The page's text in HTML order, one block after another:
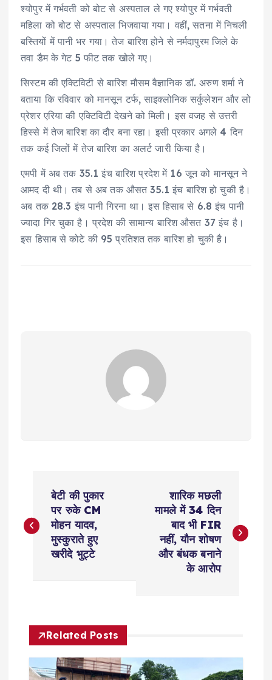
श्योपुर में गर्भवती को बोट से अस्पताल ले गए श्योपुर में गर्भवती
महिला को बोट से अस्पताल भिजवाया गया। वहीं, सतना में निचली
बस्तियों में पानी भर गया। तेज बारिश होने से नर्मदापुरम जिले के
तवा डैम के गेट 5 फीट तक खोले गए।
सिस्टम की एक्टिविटी से बारिश मौसम वैज्ञानिक डॉ. अरुण शर्मा ने
बताया कि रविवार को मानसून टर्फ, साइक्लोनिक सर्कुलेशन और लो
प्रेशर एरिया की एक्टिविटी देखने को मिली। इस वजह से उत्तरी
हिस्से में तेज बारिश का दौर बना रहा। इसी प्रकार अगले 4 दिन
तक कई जिलों में तेज बारिश का अलर्ट जारी किया है।
एमपी में अब तक 35.1 इंच बारिश प्रदेश में 16 जून को मानसून ने
आमद दी थी। तब से अब तक औसत 35.1 इंच बारिश हो चुकी है।
अब तक 28.3 इंच पानी गिरना था। इस हिसाब से 6.8 इंच पानी
ज्यादा गिर चुका है। प्रदेश की सामान्य बारिश औसत 37 इंच है।
इस हिसाब से कोटे की 95 प्रतिशत तक बारिश हो चुकी है।
o
s
a
v
बेटी की पुकार
पर रुके CM
मोहन यादव,
मुस्कुराते हुए
खरीदे भुट्टे
शारिक मछली
मामले में 34 दिन
बाद भी FIR
नहीं, यौन शोषण
और बंधक बनाने
के आरोप
Related Posts